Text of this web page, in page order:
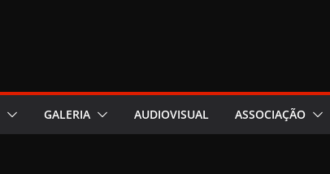
GALERIA AUDIOVISUAL ASSOCIAÇÃO